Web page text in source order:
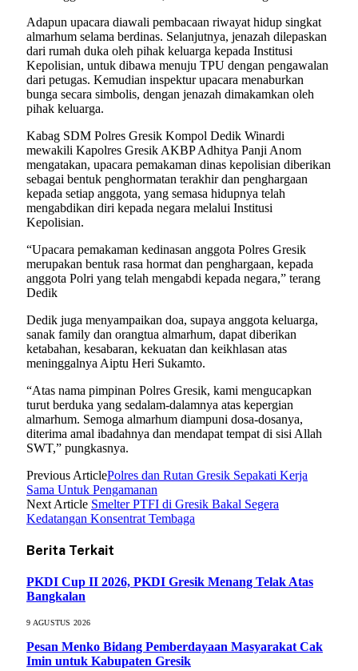
Adapun upacara diawali pembacaan riwayat hidup singkat
almarhum selama berdinas. Selanjutnya, jenazah dilepaskan
dari rumah duka oleh pihak keluarga kepada Institusi
Kepolisian, untuk dibawa menuju TPU dengan pengawalan
dari petugas. Kemudian inspektur upacara menaburkan
bunga secara simbolis, dengan jenazah dimakamkan oleh
pihak keluarga.
Kabag SDM Polres Gresik Kompol Dedik Winardi
mewakili Kapolres Gresik AKBP Adhitya Panji Anom
mengatakan, upacara pemakaman dinas kepolisian diberikan
sebagai bentuk penghormatan terakhir dan penghargaan
kepada setiap anggota, yang semasa hidupnya telah
mengabdikan diri kepada negara melalui Institusi
Kepolisian.
“Upacara pemakaman kedinasan anggota Polres Gresik
merupakan bentuk rasa hormat dan penghargaan, kepada
anggota Polri yang telah mengabdi kepada negara,” terang
Dedik
Dedik juga menyampaikan doa, supaya anggota keluarga,
sanak family dan orangtua almarhum, dapat diberikan
ketabahan, kesabaran, kekuatan dan keikhlasan atas
meninggalnya Aiptu Heri Sukamto.
“Atas nama pimpinan Polres Gresik, kami mengucapkan
turut berduka yang sedalam-dalamnya atas kepergian
almarhum. Semoga almarhum diampuni dosa-dosanya,
diterima amal ibadahnya dan mendapat tempat di sisi Allah
SWT,” pungkasnya.
Previous ArticlePolres dan Rutan Gresik Sepakati Kerja
Sama Untuk Pengamanan
Next Article Smelter PTFI di Gresik Bakal Segera
Kedatangan Konsentrat Tembaga
Berita Terkait
PKDI Cup II 2026, PKDI Gresik Menang Telak Atas
Bangkalan
9 AGUSTUS 2026
Pesan Menko Bidang Pemberdayaan Masyarakat Cak
Imin untuk Kabupaten Gresik